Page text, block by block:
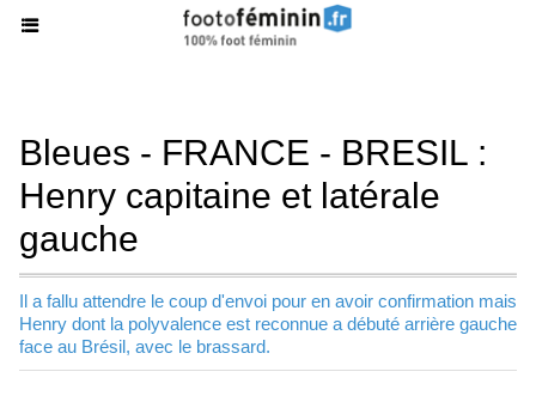
Bleues - FRANCE - BRESIL :
Henry capitaine et latérale
gauche
Il a fallu attendre le coup d'envoi pour en avoir confirmation mais
Henry dont la polyvalence est reconnue a débuté arrière gauche
face au Brésil, avec le brassard.